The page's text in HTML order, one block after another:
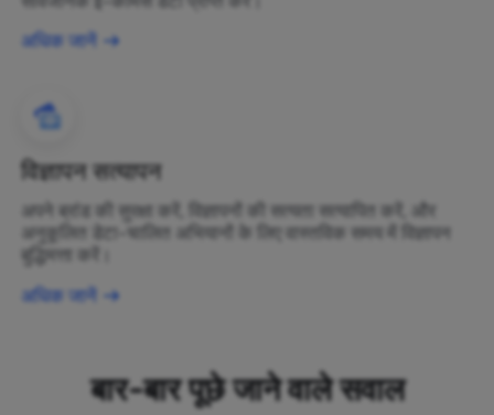
अधिक जानें
विज्ञापन सत्यापन
अपने ब्रांड की सुरक्षा करें, विज्ञापनों की सत्यता सत्यापित करें, और
अनुकूलित डेटा-चालित अभियानों के लिए वास्तविक समय में विज्ञापन
बुद्धिमत्ता करें।
अधिक जानें
बार-बार पूछे जाने वाले सवाल